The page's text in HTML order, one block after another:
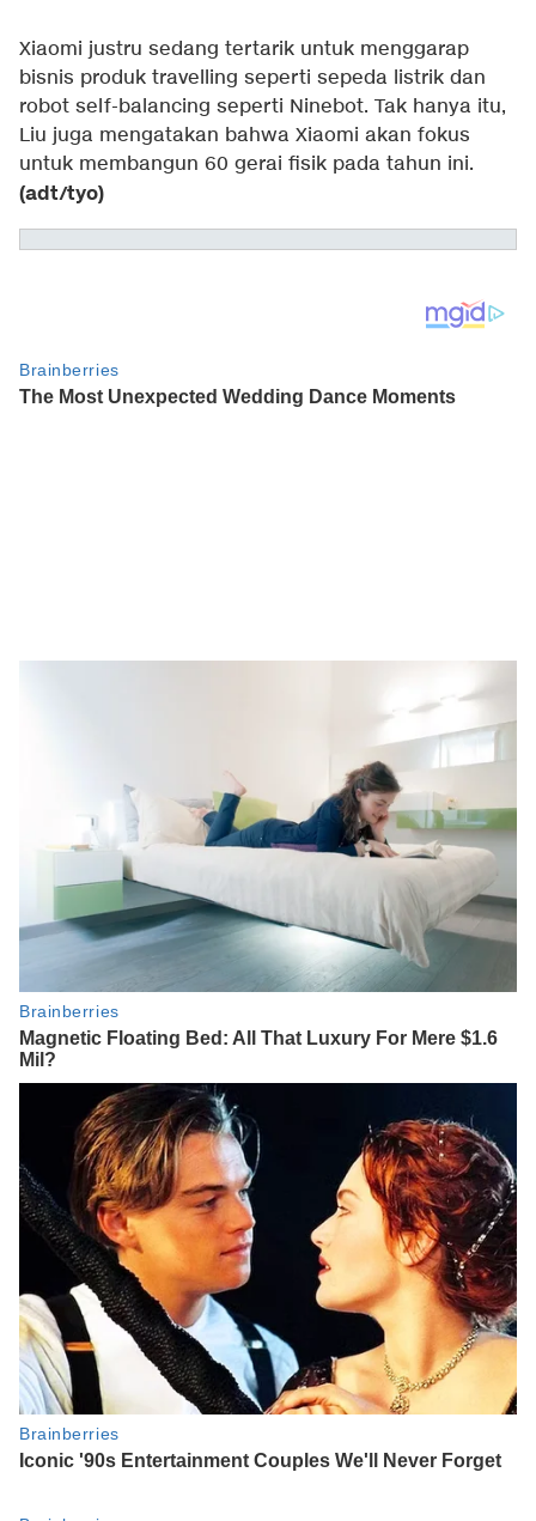
Xiaomi justru sedang tertarik untuk menggarap
bisnis produk travelling seperti sepeda listrik dan
robot self-balancing seperti Ninebot. Tak hanya itu,
Liu juga mengatakan bahwa Xiaomi akan fokus
untuk membangun 60 gerai fisik pada tahun ini.
(adt/tyo)